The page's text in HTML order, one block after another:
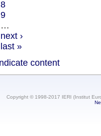
8
9
…
next ›
last »
Copyright © 1998-2017 IERI (Institut